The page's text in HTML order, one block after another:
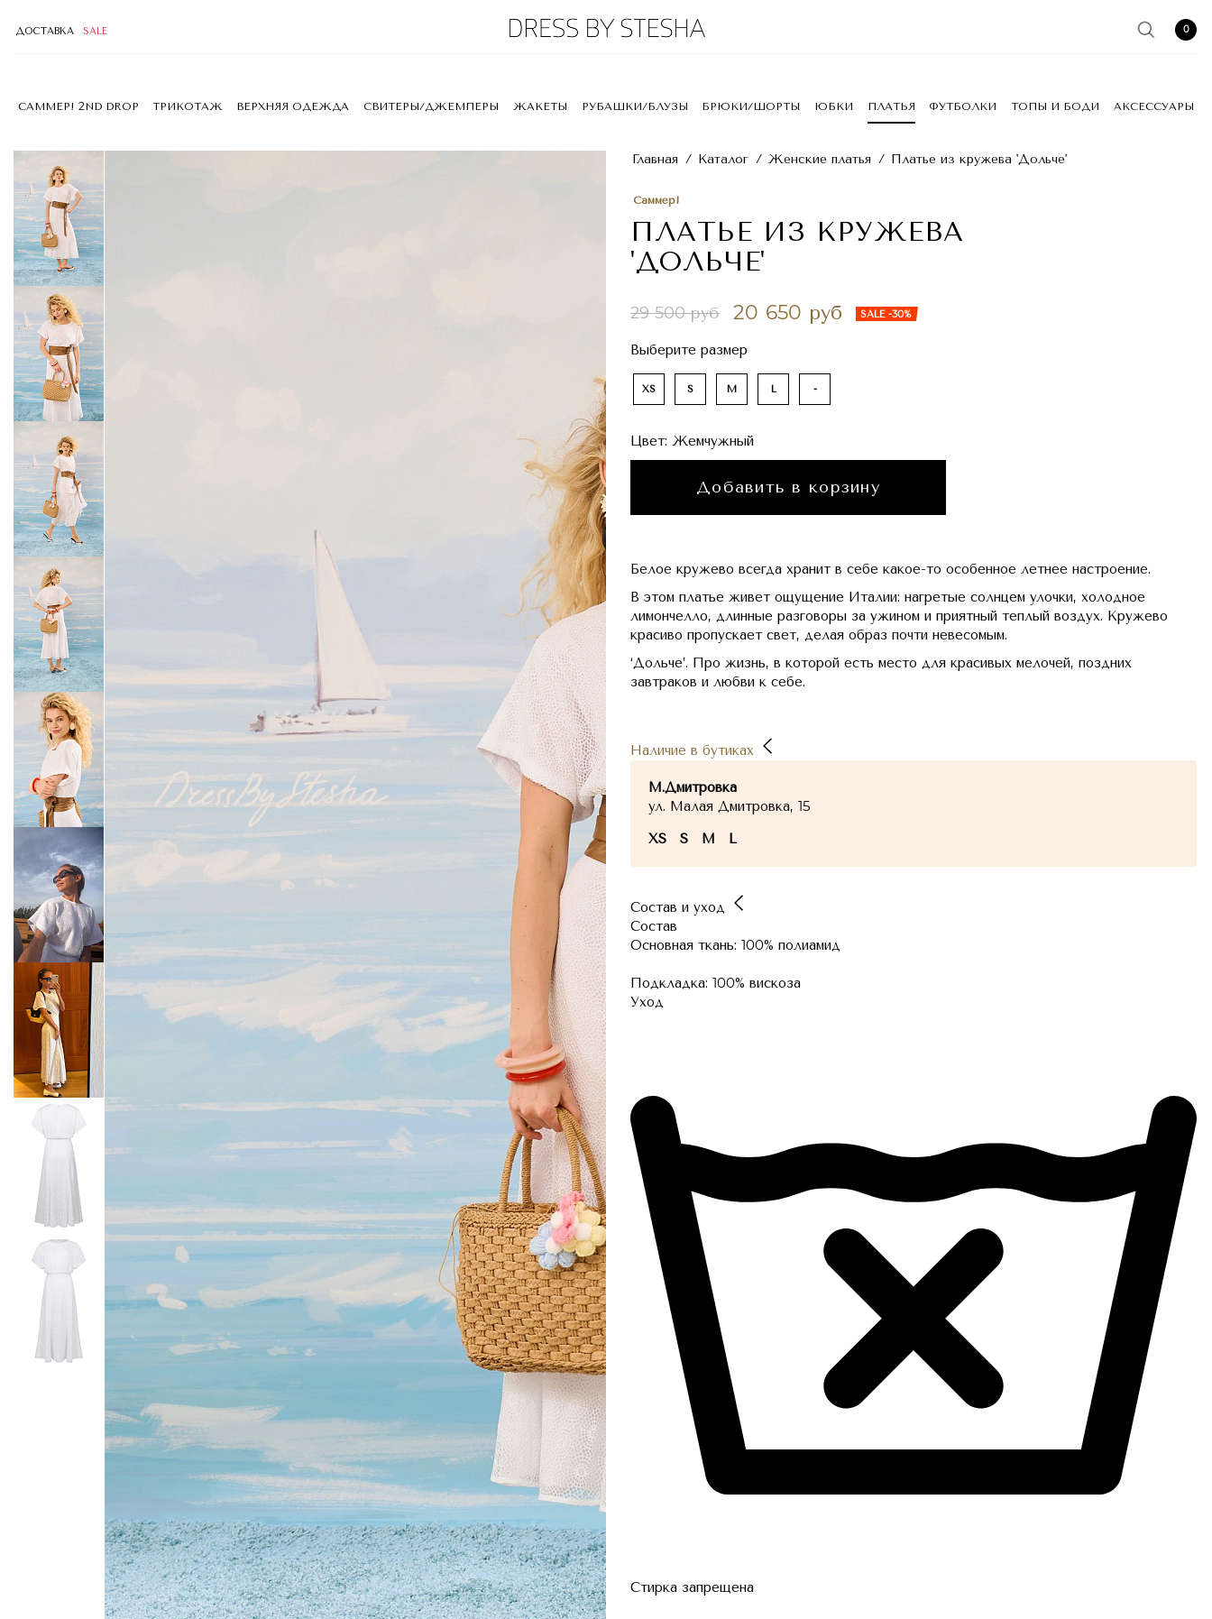
ДОСТАВКА SALE 0
САММЕР! 2ND DROP ТРИКОТАЖ ВЕРХНЯЯ ОДЕЖДА СВИТЕРЫ/ДЖЕМПЕРЫ ЖАКЕТЫ РУБАШКИ/БЛУЗЫ БРЮКИ/ШОРТЫ ЮБКИ ПЛАТЬЯ ФУТБОЛКИ ТОПЫ И БОДИ АКСЕССУАРЫ
Главная / Каталог / Женские платья / Платье из кружева 'Дольче'
Саммер!
ПЛАТЬЕ ИЗ КРУЖЕВА
'ДОЛЬЧЕ'
29 500 руб 20 650 руб SALE -30%
Выберите размер
XS S M L -
Цвет: Жемчужный
Добавить в корзину
Белое кружево всегда хранит в себе какое-то особенное летнее настроение.
В этом платье живет ощущение Италии: нагретые солнцем улочки, холодное
лимончелло, длинные разговоры за ужином и приятный теплый воздух. Кружево
красиво пропускает свет, делая образ почти невесомым.
‘Дольче’. Про жизнь, в которой есть место для красивых мелочей, поздних
завтраков и любви к себе.
Наличие в бутиках
М.Дмитровка
ул. Малая Дмитровка, 15
L
M
S
XS
Состав и уход
Состав
Основная ткань: 100% полиамид
Подкладка: 100% вискоза
Уход
Стирка запрещена